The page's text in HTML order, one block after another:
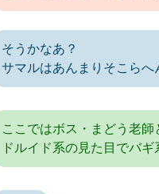
そうかなあ？
サマルはあんまりそこらへ
ここではボス・まどう老師
ドルイド系の見た目でバ